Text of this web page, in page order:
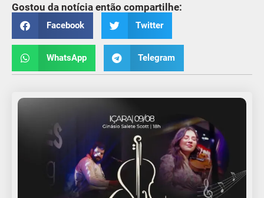
Gostou da notícia então compartilhe:
Facebook Twitter
WhatsApp Telegram